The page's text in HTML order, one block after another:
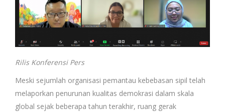
Rilis Konferensi Pers
Meski sejumlah organisasi pemantau kebebasan sipil telah
melaporkan penurunan kualitas demokrasi dalam skala
global sejak beberapa tahun terakhir, ruang gerak